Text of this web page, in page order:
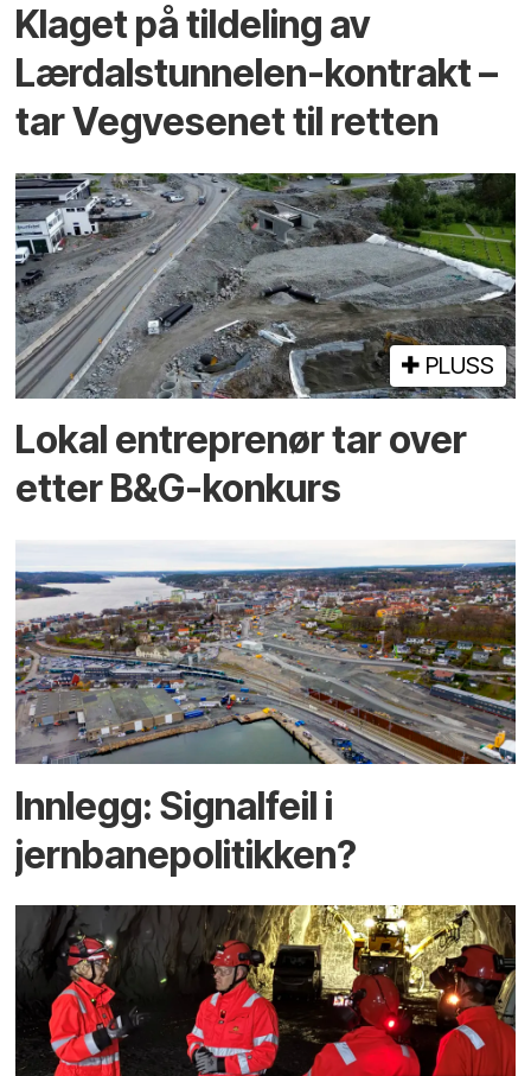
Klaget på tildeling av
Lærdalstunnelen-kontrakt –
tar Vegvesenet til retten
PLUSS
Lokal entreprenør tar over
etter B&G-konkurs
Innlegg: Signalfeil i
jernbanepolitikken?